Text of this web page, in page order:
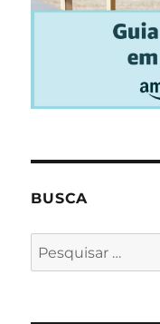
BUSCA
Pesquisar
por: